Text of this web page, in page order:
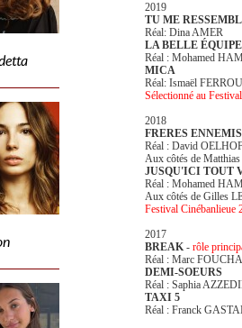
2019
TU ME
Réal: Dina AMER
LA BELLE ÉQUIPE
Réal : Mohamed
MICA
Réal: Ismaël
Sélectionné au
2018
FRERES ENNEMIS
Réal : David
Aux côtés de
JUSQU'ICI TOUT
Réal : Mohamed
Aux côtés de Gilles
Festival Cinébanlieue
2017
BREAK - rôle
Réal : Marc
DEMI-SOEURS
Réal : Saphia
TAXI 5
Réal : Franck